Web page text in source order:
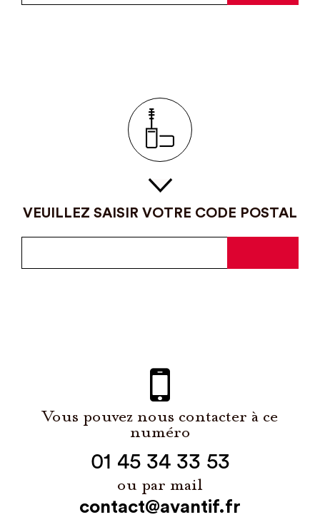
VEUILLEZ SAISIR VOTRE CODE POSTAL
Vous pouvez nous contacter à ce
numéro
01 45 34 33 53
ou par mail
contact@avantif.fr